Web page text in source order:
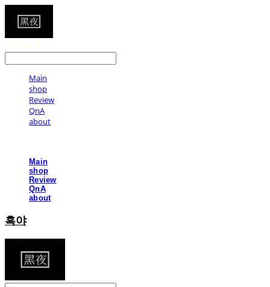
Main
shop
Review
QnA
about
Main
shop
Review
QnA
about
흑야